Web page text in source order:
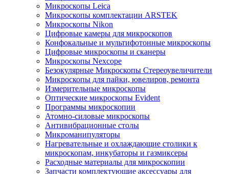
Микроскопы Leica
Микроскопы комплектации ARSTEK
Микроскопы Nikon
Цифровые камеры для микроскопов
Конфокальные и мультифотонные микроскопы
Цифровые микроскопы и сканеры
Микроскопы Nexcope
Безокулярные Микроскопы Стереоувеличители
Микроскопы для пайки, ювелиров, ремонта
Измерительные микроскопы
Оптические микроскопы Evident
Программы микроскопии
Атомно-силовые микроскопы
Антивибрационные столы
Микроманипуляторы
Нагревательные и охлаждающие столики к
микроскопам, инкубаторы и газмиксеры
Расходные материалы для микроскопии
Запчасти комплектующие аксессуары для